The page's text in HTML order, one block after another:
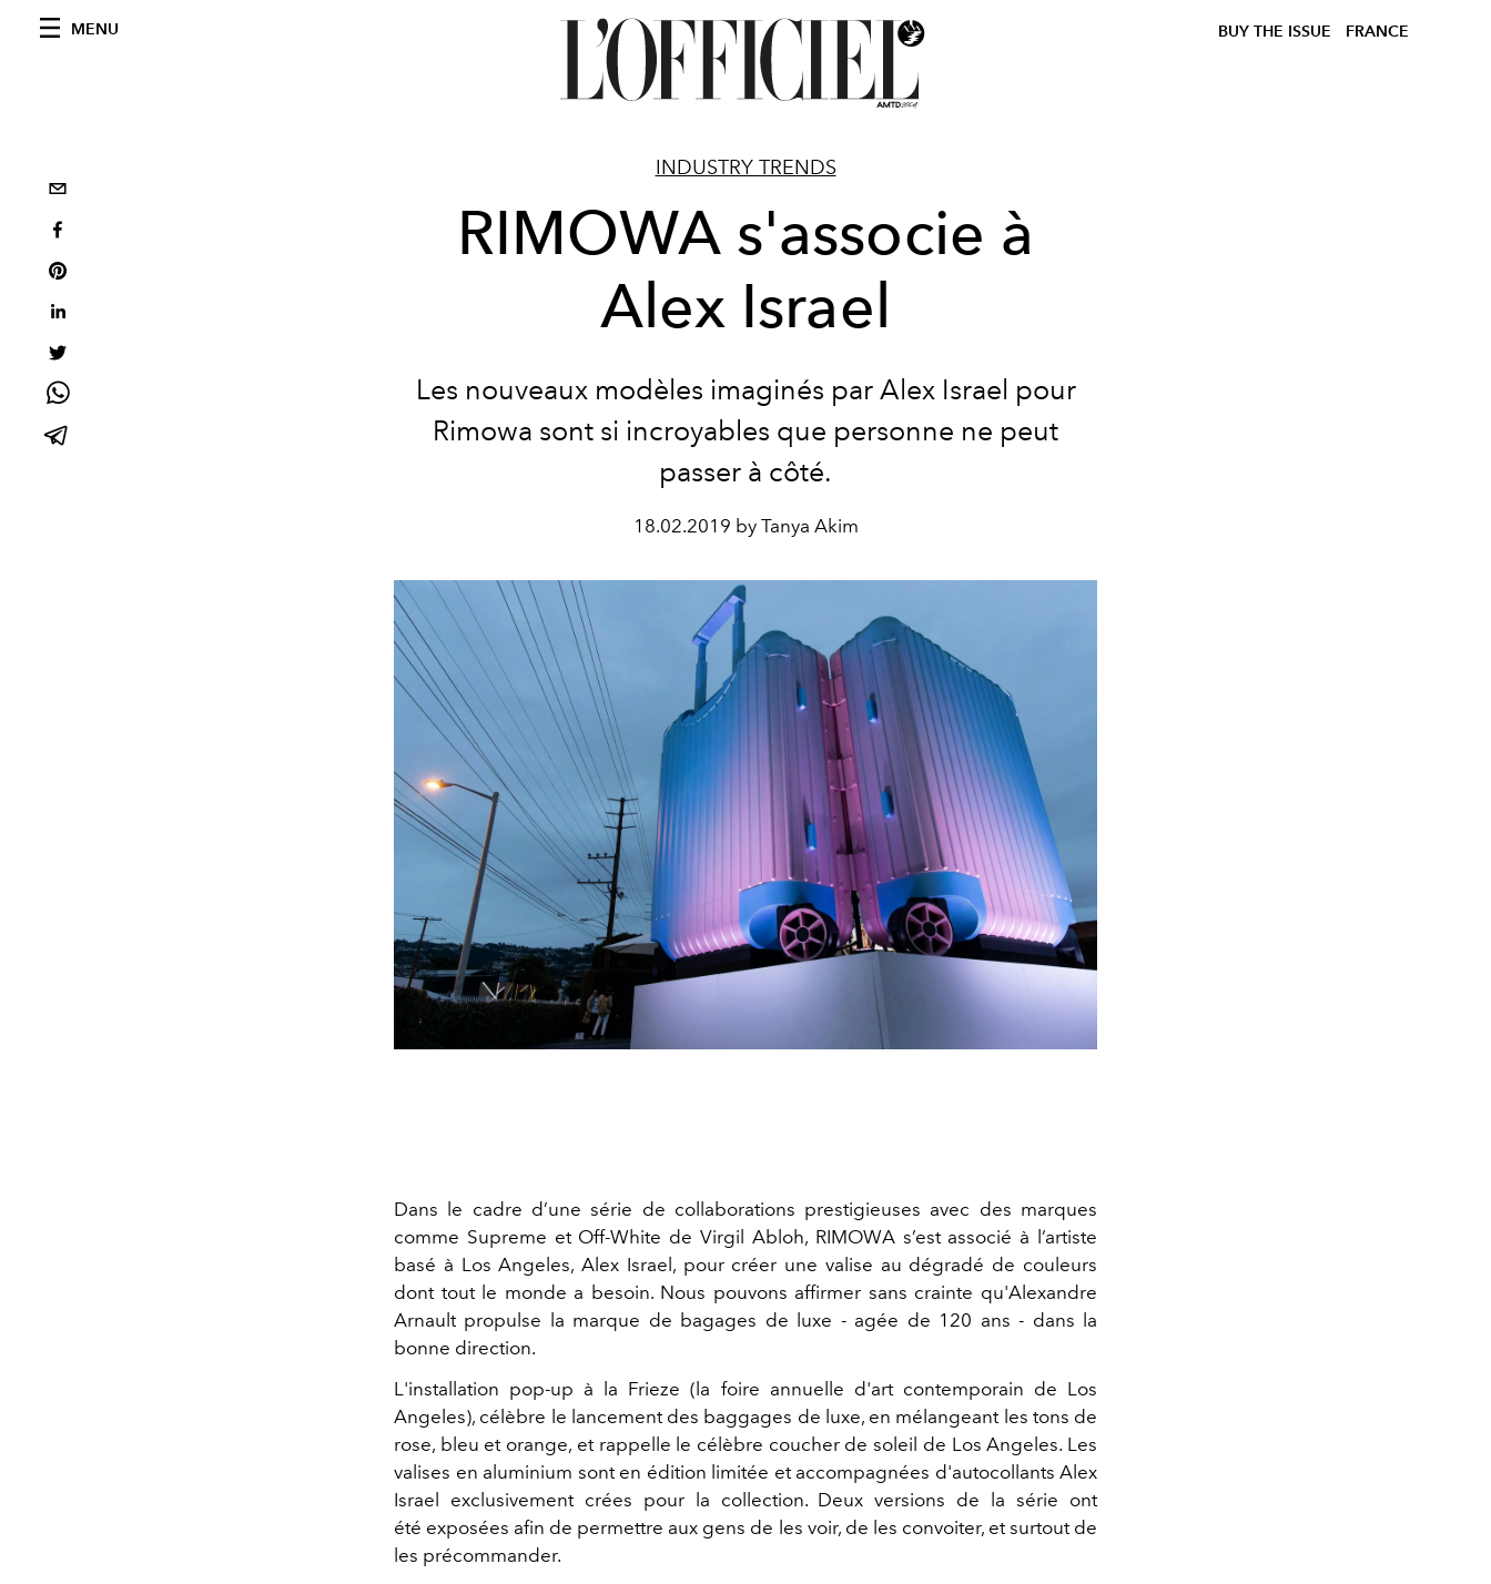
MENU BUY THE ISSUE FRANCE
INDUSTRY TRENDS
RIMOWA s'associe à
Alex Israel
Les nouveaux modèles imaginés par Alex Israel pour
Rimowa sont si incroyables que personne ne peut
passer à côté.
18.02.2019 by Tanya Akim
Dans le cadre d’une série de collaborations prestigieuses avec des marques
comme Supreme et Off-White de Virgil Abloh, RIMOWA s’est associé à l’artiste
basé à Los Angeles, Alex Israel, pour créer une valise au dégradé de couleurs
dont tout le monde a besoin. Nous pouvons affirmer sans crainte qu'Alexandre
Arnault propulse la marque de bagages de luxe - agée de 120 ans - dans la
bonne direction.
L'installation pop-up à la Frieze (la foire annuelle d'art contemporain de Los
Angeles), célèbre le lancement des baggages de luxe, en mélangeant les tons de
rose, bleu et orange, et rappelle le célèbre coucher de soleil de Los Angeles. Les
valises en aluminium sont en édition limitée et accompagnées d'autocollants Alex
Israel exclusivement crées pour la collection. Deux versions de la série ont
été exposées afin de permettre aux gens de les voir, de les convoiter, et surtout de
les précommander.